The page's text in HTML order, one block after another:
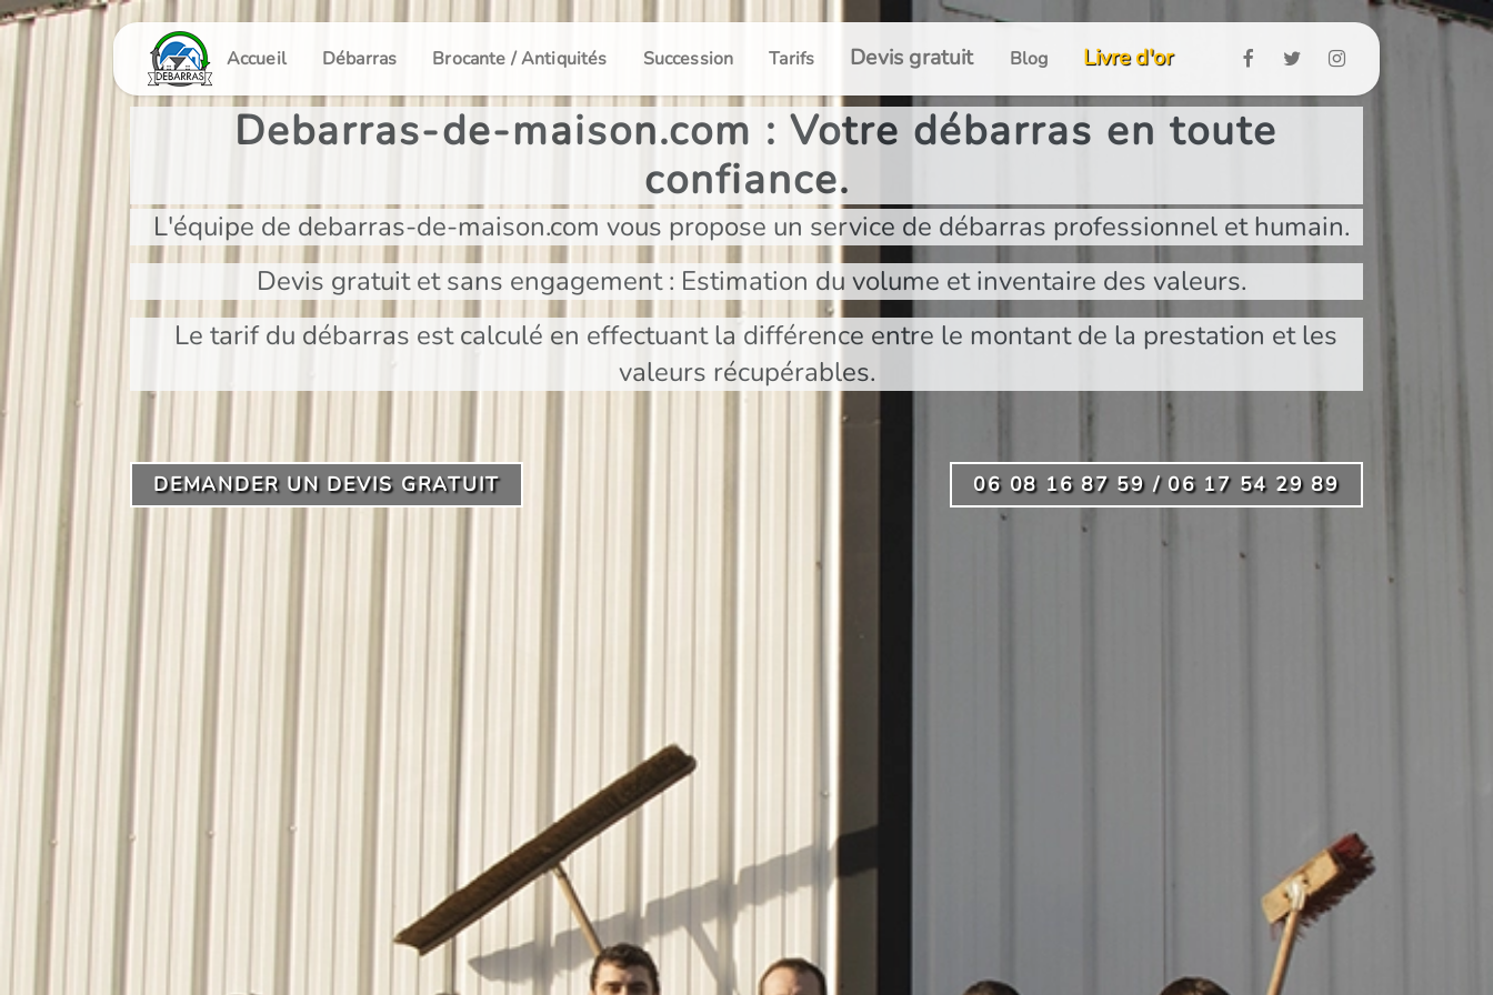
Accueil Débarras Brocante / Antiquités Succession Tarifs Devis gratuit Blog Livre d'or
Debarras-de-maison.com : Votre débarras en toute
confiance.
L'équipe de debarras-de-maison.com vous propose un service de débarras professionnel et humain.
Devis gratuit et sans engagement : Estimation du volume et inventaire des valeurs.
Le tarif du débarras est calculé en effectuant la différence entre le montant de la prestation et les
valeurs récupérables.
DEMANDER UN DEVIS GRATUIT 06 08 16 87 59 / 06 17 54 29 89
Panneau de gestion des cookies